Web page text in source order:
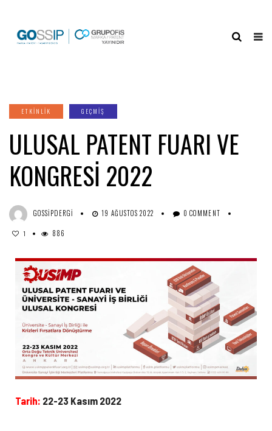
ETKINLIK GEÇMİŞ
ULUSAL PATENT FUARI VE
KONGRESİ 2022
GOSSIPDERGI 19 AĞUSTOS 2022 0 COMMENT
1 886
Tarih: 22-23 Kasım 2022